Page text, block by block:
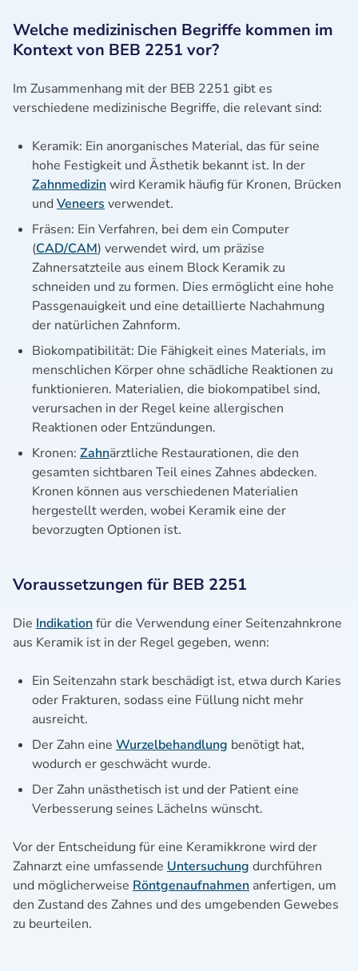
Welche medizinischen Begriffe kommen im
Kontext von BEB 2251 vor?
Im Zusammenhang mit der BEB 2251 gibt es
verschiedene medizinische Begriffe, die relevant sind:
Keramik: Ein anorganisches Material, das für seine
hohe Festigkeit und Ästhetik bekannt ist. In der
Zahnmedizinwird Keramik häufig für Kronen, Brücken
undVeneers verwendet.
Fräsen: Ein Verfahren, bei dem ein Computer
(CAD/CAM) verwendet wird, um präzise
Zahnersatzteile aus einem Block Keramik zu
schneiden und zu formen. Dies ermöglicht eine hohe
Passgenauigkeit und eine detaillierte Nachahmung
der natürlichen Zahnform.
Biokompatibilität: Die Fähigkeit eines Materials, im
menschlichen Körper ohne schädliche Reaktionen zu
funktionieren. Materialien, die biokompatibel sind,
verursachen in der Regel keine allergischen
Reaktionen oder Entzündungen.
Kronen: Zahnärztliche Restaurationen, die den
gesamten sichtbaren Teil eines Zahnes abdecken.
Kronen können aus verschiedenen Materialien
hergestellt werden, wobei Keramik eine der
bevorzugten Optionen ist.
Voraussetzungen für BEB 2251
Die Indikationfür die Verwendung einer Seitenzahnkrone
aus Keramik ist in der Regel gegeben, wenn:
Ein Seitenzahn stark beschädigt ist, etwa durch Karies
oder Frakturen, sodass eine Füllung nicht mehr
ausreicht.
Der Zahn eine Wurzelbehandlung benötigt hat,
wodurch er geschwächt wurde.
Der Zahn unästhetisch ist und der Patient eine
Verbesserung seines Lächelns wünscht.
Vor der Entscheidung für eine Keramikkrone wird der
Zahnarzt eine umfassende Untersuchung durchführen
und möglicherweise Röntgenaufnahmen anfertigen, um
den Zustand des Zahnes und des umgebenden Gewebes
zu beurteilen.